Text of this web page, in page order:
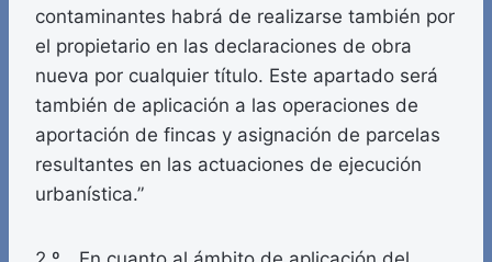
contaminantes habrá de realizarse también por
el propietario en las declaraciones de obra
nueva por cualquier título. Este apartado será
también de aplicación a las operaciones de
aportación de fincas y asignación de parcelas
resultantes en las actuaciones de ejecución
urbanística.”